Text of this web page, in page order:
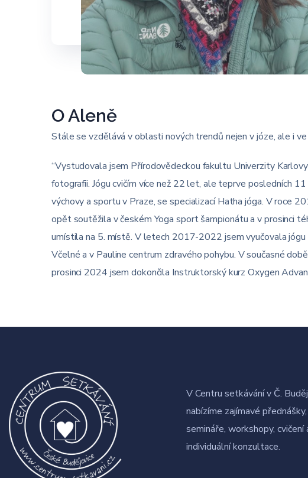
O Aleně
Stále se vzdělává v oblasti nových trendů nejen v józe, ale i
“Vystudovala jsem Přírodovědeckou fakultu Univerzity
fotografii. Jógu cvičím více než 22 let, ale teprve posledních
výchovy a sportu v Praze, se specializací Hatha jóga. V roce
opět soutěžila v českém Yoga sport šampionátu a v prosinci
umístila na 5. místě. V letech 2017-2022 jsem vyučovala jógu
Včelné a v Pauline centrum zdravého pohybu. V současné
prosinci 2024 jsem dokončila Instruktorský kurz Oxygen
V Centru setkávání v Č.
nabízíme zajímavé přednášky,
semináře, workshopy, cvičení
individuální konzultace.